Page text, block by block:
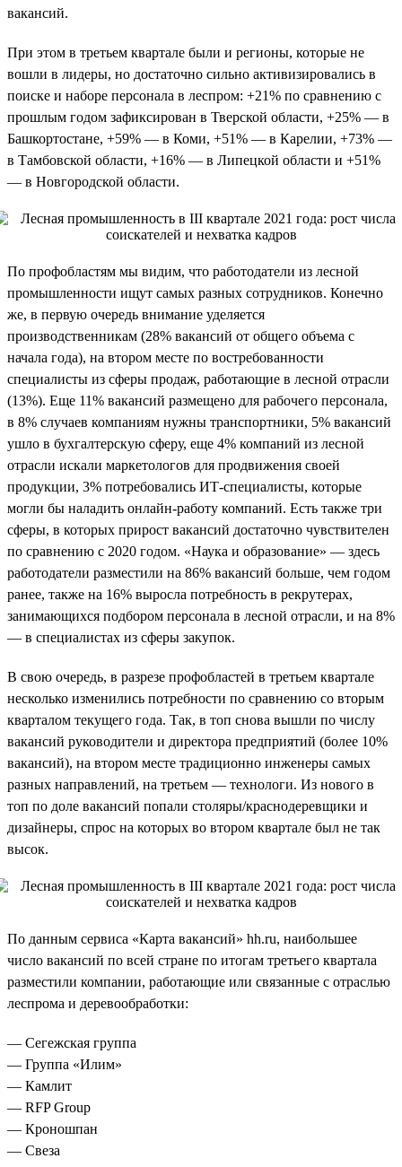
вакансий.
При этом в третьем квартале были и регионы, которые не
вошли в лидеры, но достаточно сильно активизировались в
поиске и наборе персонала в леспром: +21% по сравнению с
прошлым годом зафиксирован в Тверской области, +25% — в
Башкортостане, +59% — в Коми, +51% — в Карелии, +73% —
в Тамбовской области, +16% — в Липецкой области и +51%
— в Новгородской области.
По профобластям мы видим, что работодатели из лесной
промышленности ищут самых разных сотрудников. Конечно
же, в первую очередь внимание уделяется
производственникам (28% вакансий от общего объема с
начала года), на втором месте по востребованности
специалисты из сферы продаж, работающие в лесной отрасли
(13%). Еще 11% вакансий размещено для рабочего персонала,
в 8% случаев компаниям нужны транспортники, 5% вакансий
ушло в бухгалтерскую сферу, еще 4% компаний из лесной
отрасли искали маркетологов для продвижения своей
продукции, 3% потребовались ИТ-специалисты, которые
могли бы наладить онлайн-работу компаний. Есть также три
сферы, в которых прирост вакансий достаточно чувствителен
по сравнению с 2020 годом. «Наука и образование» — здесь
работодатели разместили на 86% вакансий больше, чем годом
ранее, также на 16% выросла потребность в рекрутерах,
занимающихся подбором персонала в лесной отрасли, и на 8%
— в специалистах из сферы закупок.
В свою очередь, в разрезе профобластей в третьем квартале
несколько изменились потребности по сравнению со вторым
кварталом текущего года. Так, в топ снова вышли по числу
вакансий руководители и директора предприятий (более 10%
вакансий), на втором месте традиционно инженеры самых
разных направлений, на третьем — технологи. Из нового в
топ по доле вакансий попали столяры/краснодеревщики и
дизайнеры, спрос на которых во втором квартале был не так
высок.
По данным сервиса «Карта вакансий» hh.ru, наибольшее
число вакансий по всей стране по итогам третьего квартала
разместили компании, работающие или связанные с отраслью
леспрома и деревообработки:
— Сегежская группа
— Группа «Илим»
— Камлит
— RFP Group
— Кроношпан
— Свеза